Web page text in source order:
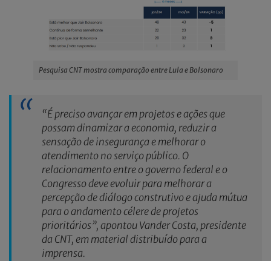
Pesquisa CNT mostra comparação entre Lula e Bolsonaro
“É preciso avançar em projetos e ações que
possam dinamizar a economia, reduzir a
sensação de insegurança e melhorar o
atendimento no serviço público. O
relacionamento entre o governo federal e o
Congresso deve evoluir para melhorar a
percepção de diálogo construtivo e ajuda mútua
para o andamento célere de projetos
prioritários”, apontou Vander Costa, presidente
da CNT, em material distribuído para a
imprensa.